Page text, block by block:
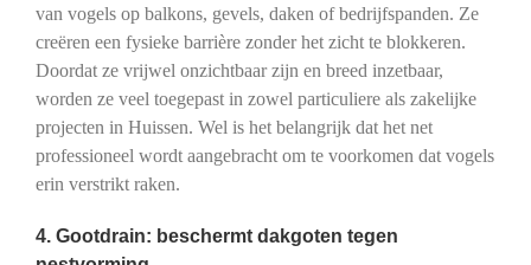
van vogels op balkons, gevels, daken of bedrijfspanden. Ze
creëren een fysieke barrière zonder het zicht te blokkeren.
Doordat ze vrijwel onzichtbaar zijn en breed inzetbaar,
worden ze veel toegepast in zowel particuliere als zakelijke
projecten in Huissen. Wel is het belangrijk dat het net
professioneel wordt aangebracht om te voorkomen dat vogels
erin verstrikt raken.
4. Gootdrain: beschermt dakgoten tegen